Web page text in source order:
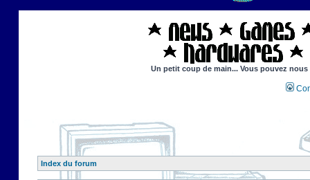
Un petit coup de main... Vous pouvez
Index du forum